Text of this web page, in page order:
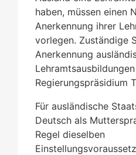
haben, müssen einen
Anerkennung ihrer
vorlegen. Zuständige
Anerkennung
Regierungspräsidium
Für ausländische
Deutsch als
Regel dieselben